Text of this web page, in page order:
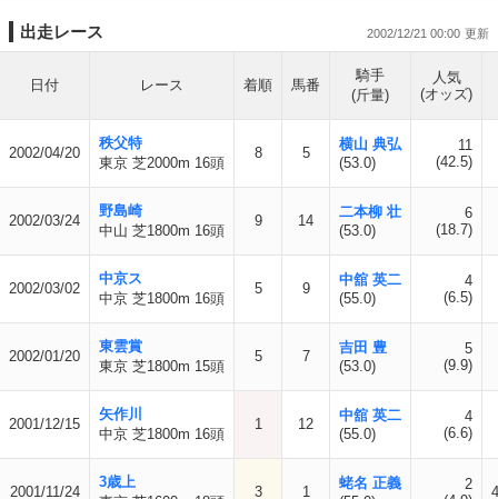
出走レース 2002/12/21 00:00
日付 レース 着順 馬番
騎手
(斤量)
人気
(オッズ)
2002/04/20
秩父特
東京 芝2000m 16頭
8 5
横山 典弘
(53.0)
11
(42.5)
2002/03/24
野島崎
中山 芝1800m 16頭
9 14
二本柳 壮
(53.0)
6
(18.7)
2002/03/02
中京ス
中京 芝1800m 16頭
5 9
中舘 英二
(55.0)
4
(6.5)
2002/01/20
東雲賞
東京 芝1800m 15頭
5 7
吉田 豊
(53.0)
5
(9.9)
2001/12/15
矢作川
中京 芝1800m 16頭
1 12
中舘 英二
(55.0)
4
(6.6)
2001/11/24
3歳上
3 1
蛯名 正義
2